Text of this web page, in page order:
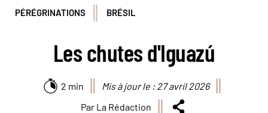
PÉRÉGRINATIONS BRÉSIL
Les chutes d'Iguazú
2 min
Mis à jour le : 27 avril 2026
Par La Rédaction